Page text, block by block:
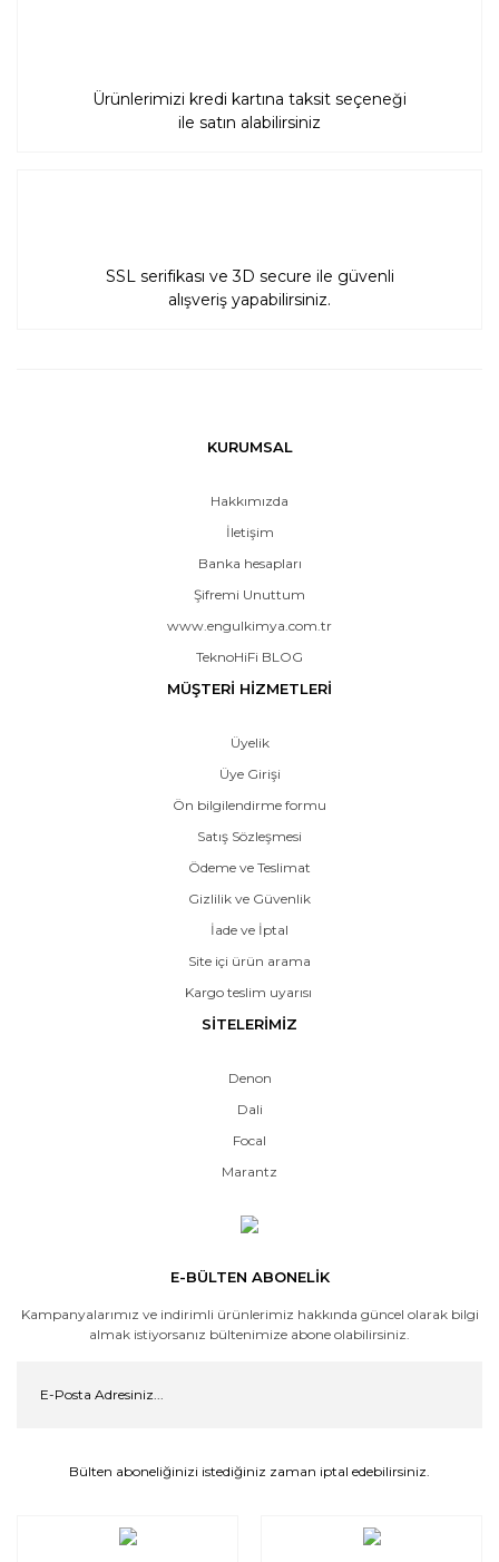
Ürünlerimizi kredi kartına taksit seçeneği
ile satın alabilirsiniz
SSL serifikası ve 3D secure ile güvenli
alışveriş yapabilirsiniz.
KURUMSAL
Hakkımızda
İletişim
Banka hesapları
Şifremi Unuttum
www.engulkimya.com.tr
TeknoHiFi BLOG
MÜŞTERİ HİZMETLERİ
Üyelik
Üye Girişi
Ön bilgilendirme formu
Satış Sözleşmesi
Ödeme ve Teslimat
Gizlilik ve Güvenlik
İade ve İptal
Site içi ürün arama
Kargo teslim uyarısı
SİTELERİMİZ
Denon
Dali
Focal
Marantz
E-BÜLTEN ABONELİK
Kampanyalarımız ve indirimli ürünlerimiz hakkında güncel olarak bilgi
almak istiyorsanız bültenimize abone olabilirsiniz.
Bülten aboneliğinizi istediğiniz zaman iptal edebilirsiniz.